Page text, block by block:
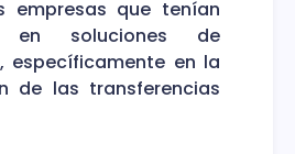
empresas que tenían
en soluciones de
específicamente en la
de las transferencias